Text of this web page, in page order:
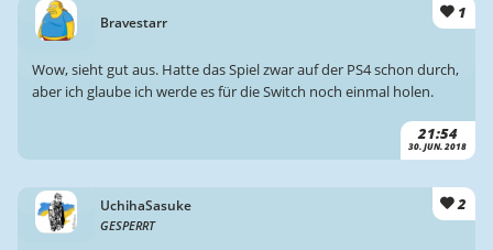
Bravestarr
1
21:54
30. JUN. 2018
Wow, sieht gut aus. Hatte das Spiel zwar auf der PS4 schon durch,
aber ich glaube ich werde es für die Switch noch einmal holen.
UchihaSasuke
GESPERRT
2